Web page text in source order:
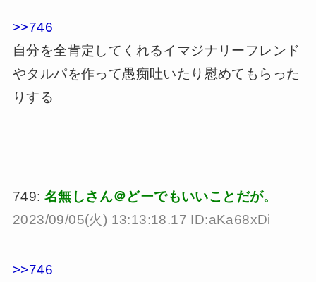
>>746
自分を全肯定してくれるイマジナリーフレンド
やタルパを作って愚痴吐いたり慰めてもらった
りする
749: 名無しさん＠どーでもいいことだが。
2023/09/05(火) 13:13:18.17 ID:aKa68xDi
>>746